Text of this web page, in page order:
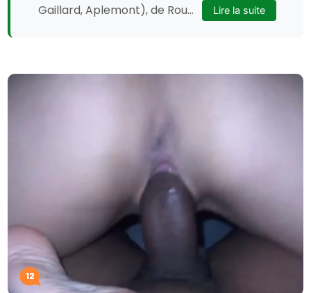
Gaillard, Aplemont), de Rou...
Lire la suite
12